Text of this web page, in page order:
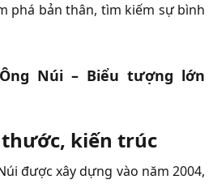
phá bản thân, tìm kiếm sự bình
Núi – Biểu tượng lớn
kiến trúc
được xây dựng vào năm 2004,